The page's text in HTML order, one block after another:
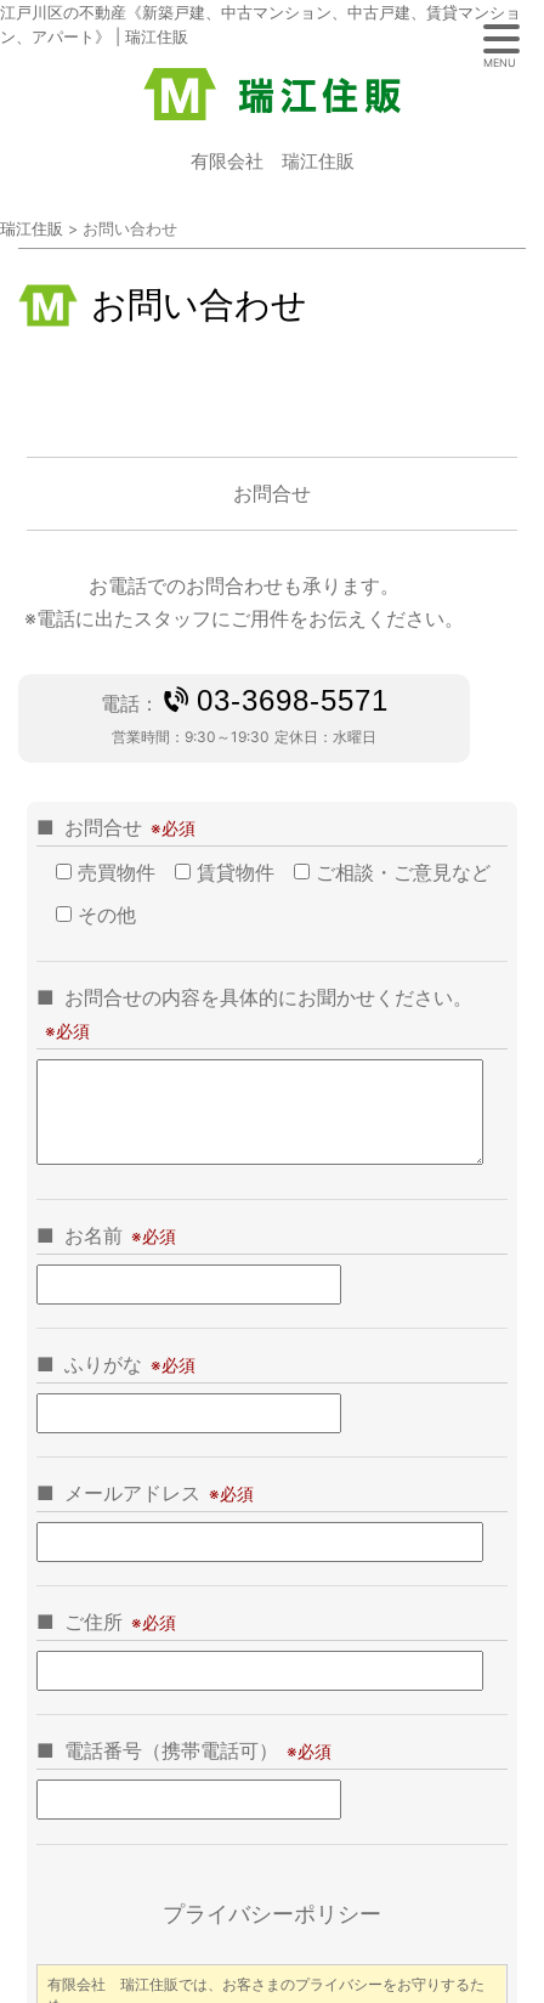
江戸川区の不動産《新築戸建、中古マンション、中古戸建、賃貸マンショ
ン、アパート》 | 瑞江住販
有限会社 瑞江住販
瑞江住販 > お問い合わせ
お問い合わせ
お問合せ
お電話でのお問合わせも承ります。
※電話に出たスタッフにご用件をお伝えください。
電話： 03-3698-5571
営業時間： 9:30～19:30 定休日：水曜日
お問合せ
売買物件
賃貸物件
ご相談・ご意見など
その他
お問合せの内容を具体的にお聞かせください。
お名前
ふりがな
メールアドレス
ご住所
電話番号（携帯電話可）
プライバシーポリシー
MENU